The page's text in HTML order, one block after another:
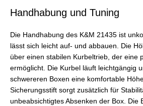
Handhabung und Tuning
Die Handhabung des K&M 21435 ist
lässt sich leicht auf- und abbauen. Die
über einen stabilen Kurbeltrieb, der eine
ermöglicht. Die Kurbel läuft leichtgängig
schwereren Boxen eine komfortable
Sicherungsstift sorgt zusätzlich für
unbeabsichtigtes Absenken der Box. Die